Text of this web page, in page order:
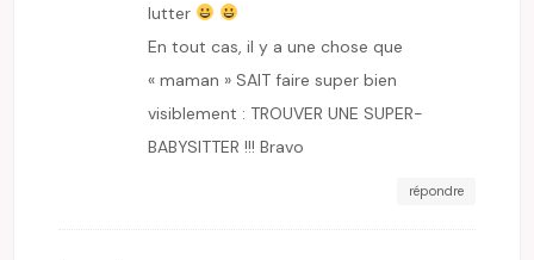
lutter
En tout cas, il y a une chose que
« maman » SAIT faire super bien
visiblement : TROUVER UNE SUPER-
BABYSITTER !!! Bravo
répondre